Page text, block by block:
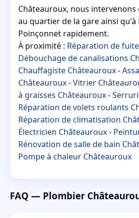
Châteauroux, nous intervenons
au quartier de la gare ainsi qu'à
Poinçonnet rapidement.
À proximité : Réparation de
Débouchage de canalisations
Chauffagiste Châteauroux-
Châteauroux-Vitrier
à graisses Châteauroux-
Réparation de volets roulants
Réparation de climatisation
Électricien Châteauroux-
Rénovation de salle de bain
Pompe à chaleur Châteauroux
FAQ — Plombier